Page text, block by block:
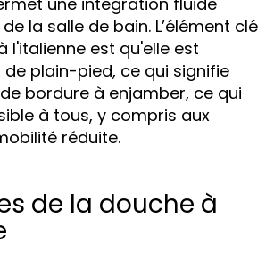
la salle de bain. L’élément clé
l'italienne est qu'elle est
plain-pied, ce qui signifie
bordure à enjamber, ce qui
à tous, y compris aux
réduite.
de la douche à